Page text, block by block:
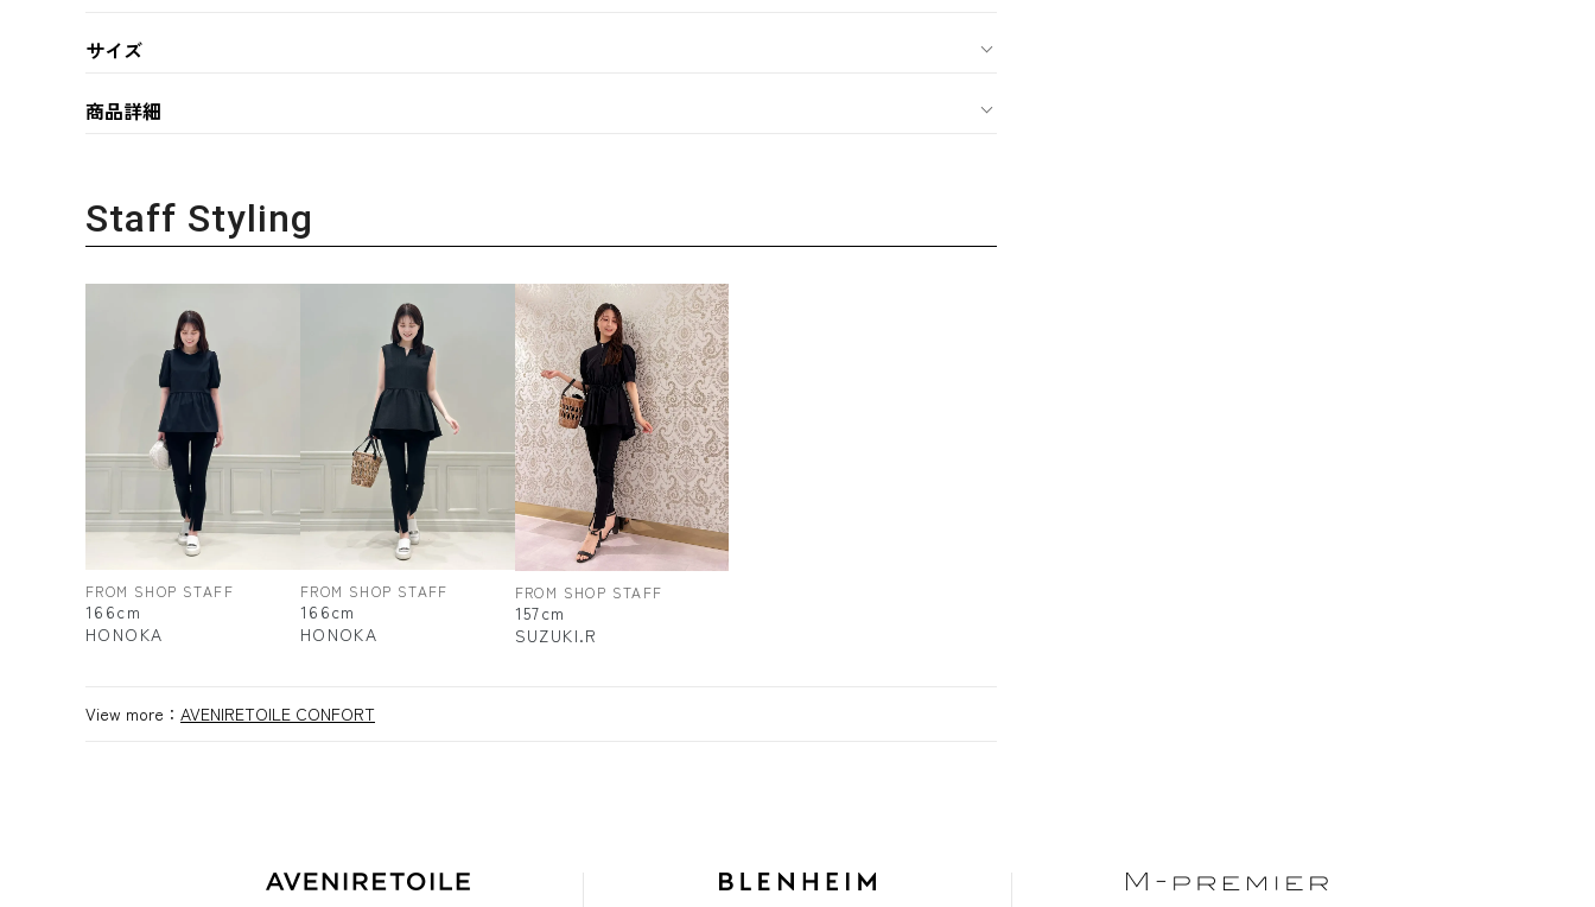
サイズ
商品詳細
Staff Styling
FROM SHOP STAFF
166cm
HONOKA
FROM SHOP STAFF
166cm
HONOKA
FROM SHOP STAFF
157cm
SUZUKI.R
View more： AVENIRETOILE CONFORT